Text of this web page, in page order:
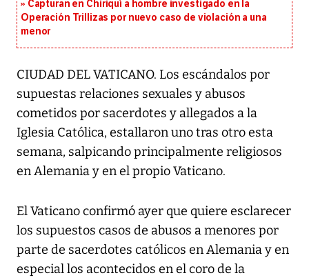
Capturan en Chiriquí a hombre investigado en la
Operación Trillizas por nuevo caso de violación a una
menor
CIUDAD DEL VATICANO. Los escándalos por
supuestas relaciones sexuales y abusos
cometidos por sacerdotes y allegados a la
Iglesia Católica, estallaron uno tras otro esta
semana, salpicando principalmente religiosos
en Alemania y en el propio Vaticano.
El Vaticano confirmó ayer que quiere esclarecer
los supuestos casos de abusos a menores por
parte de sacerdotes católicos en Alemania y en
especial los acontecidos en el coro de la